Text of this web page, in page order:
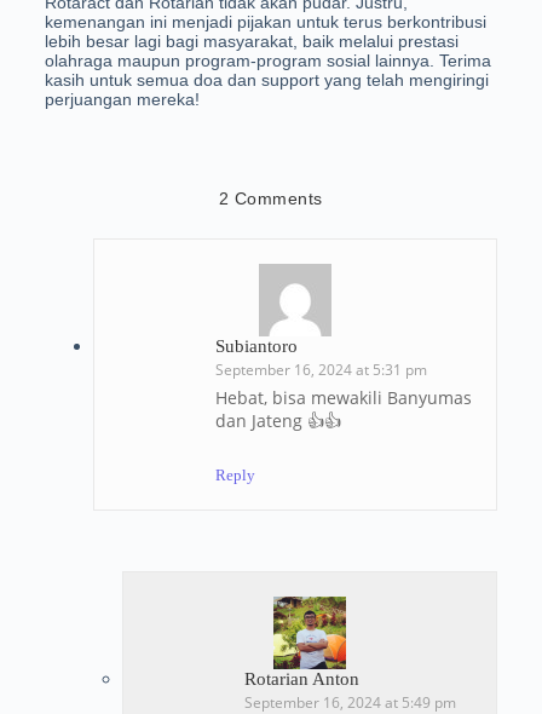
kemenangan ini menjadi pijakan untuk terus berkontribusi
lebih besar lagi bagi masyarakat, baik melalui prestasi
olahraga maupun program-program sosial lainnya. Terima
kasih untuk semua doa dan support yang telah mengiringi
perjuangan mereka!
2 Comments
Subiantoro
September 16, 2024 at 5:31 pm
Hebat, bisa mewakili Banyumas
dan Jateng 👍👍
Reply
Rotarian Anton
September 16, 2024 at 5:49 pm